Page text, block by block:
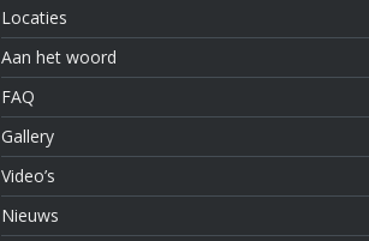
Locaties
Aan het woord
FAQ
Gallery
Video’s
Nieuws